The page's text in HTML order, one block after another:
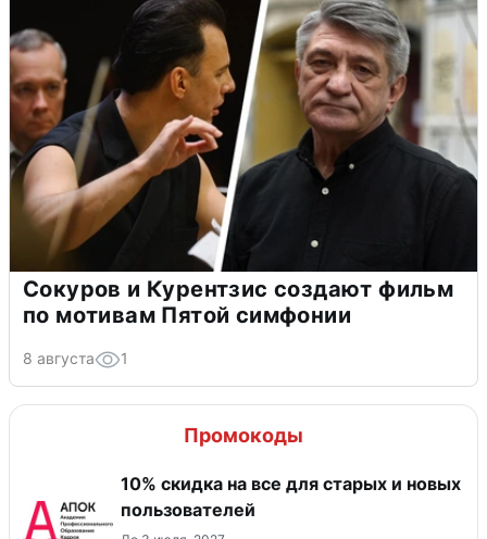
Сокуров и Курентзис создают фильм
по мотивам Пятой симфонии
8 августа 1
Промокоды
10% скидка на все для старых и новых
пользователей